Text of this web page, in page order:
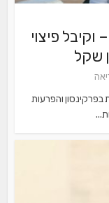
פיצוי
בפרקינסון והפרעות